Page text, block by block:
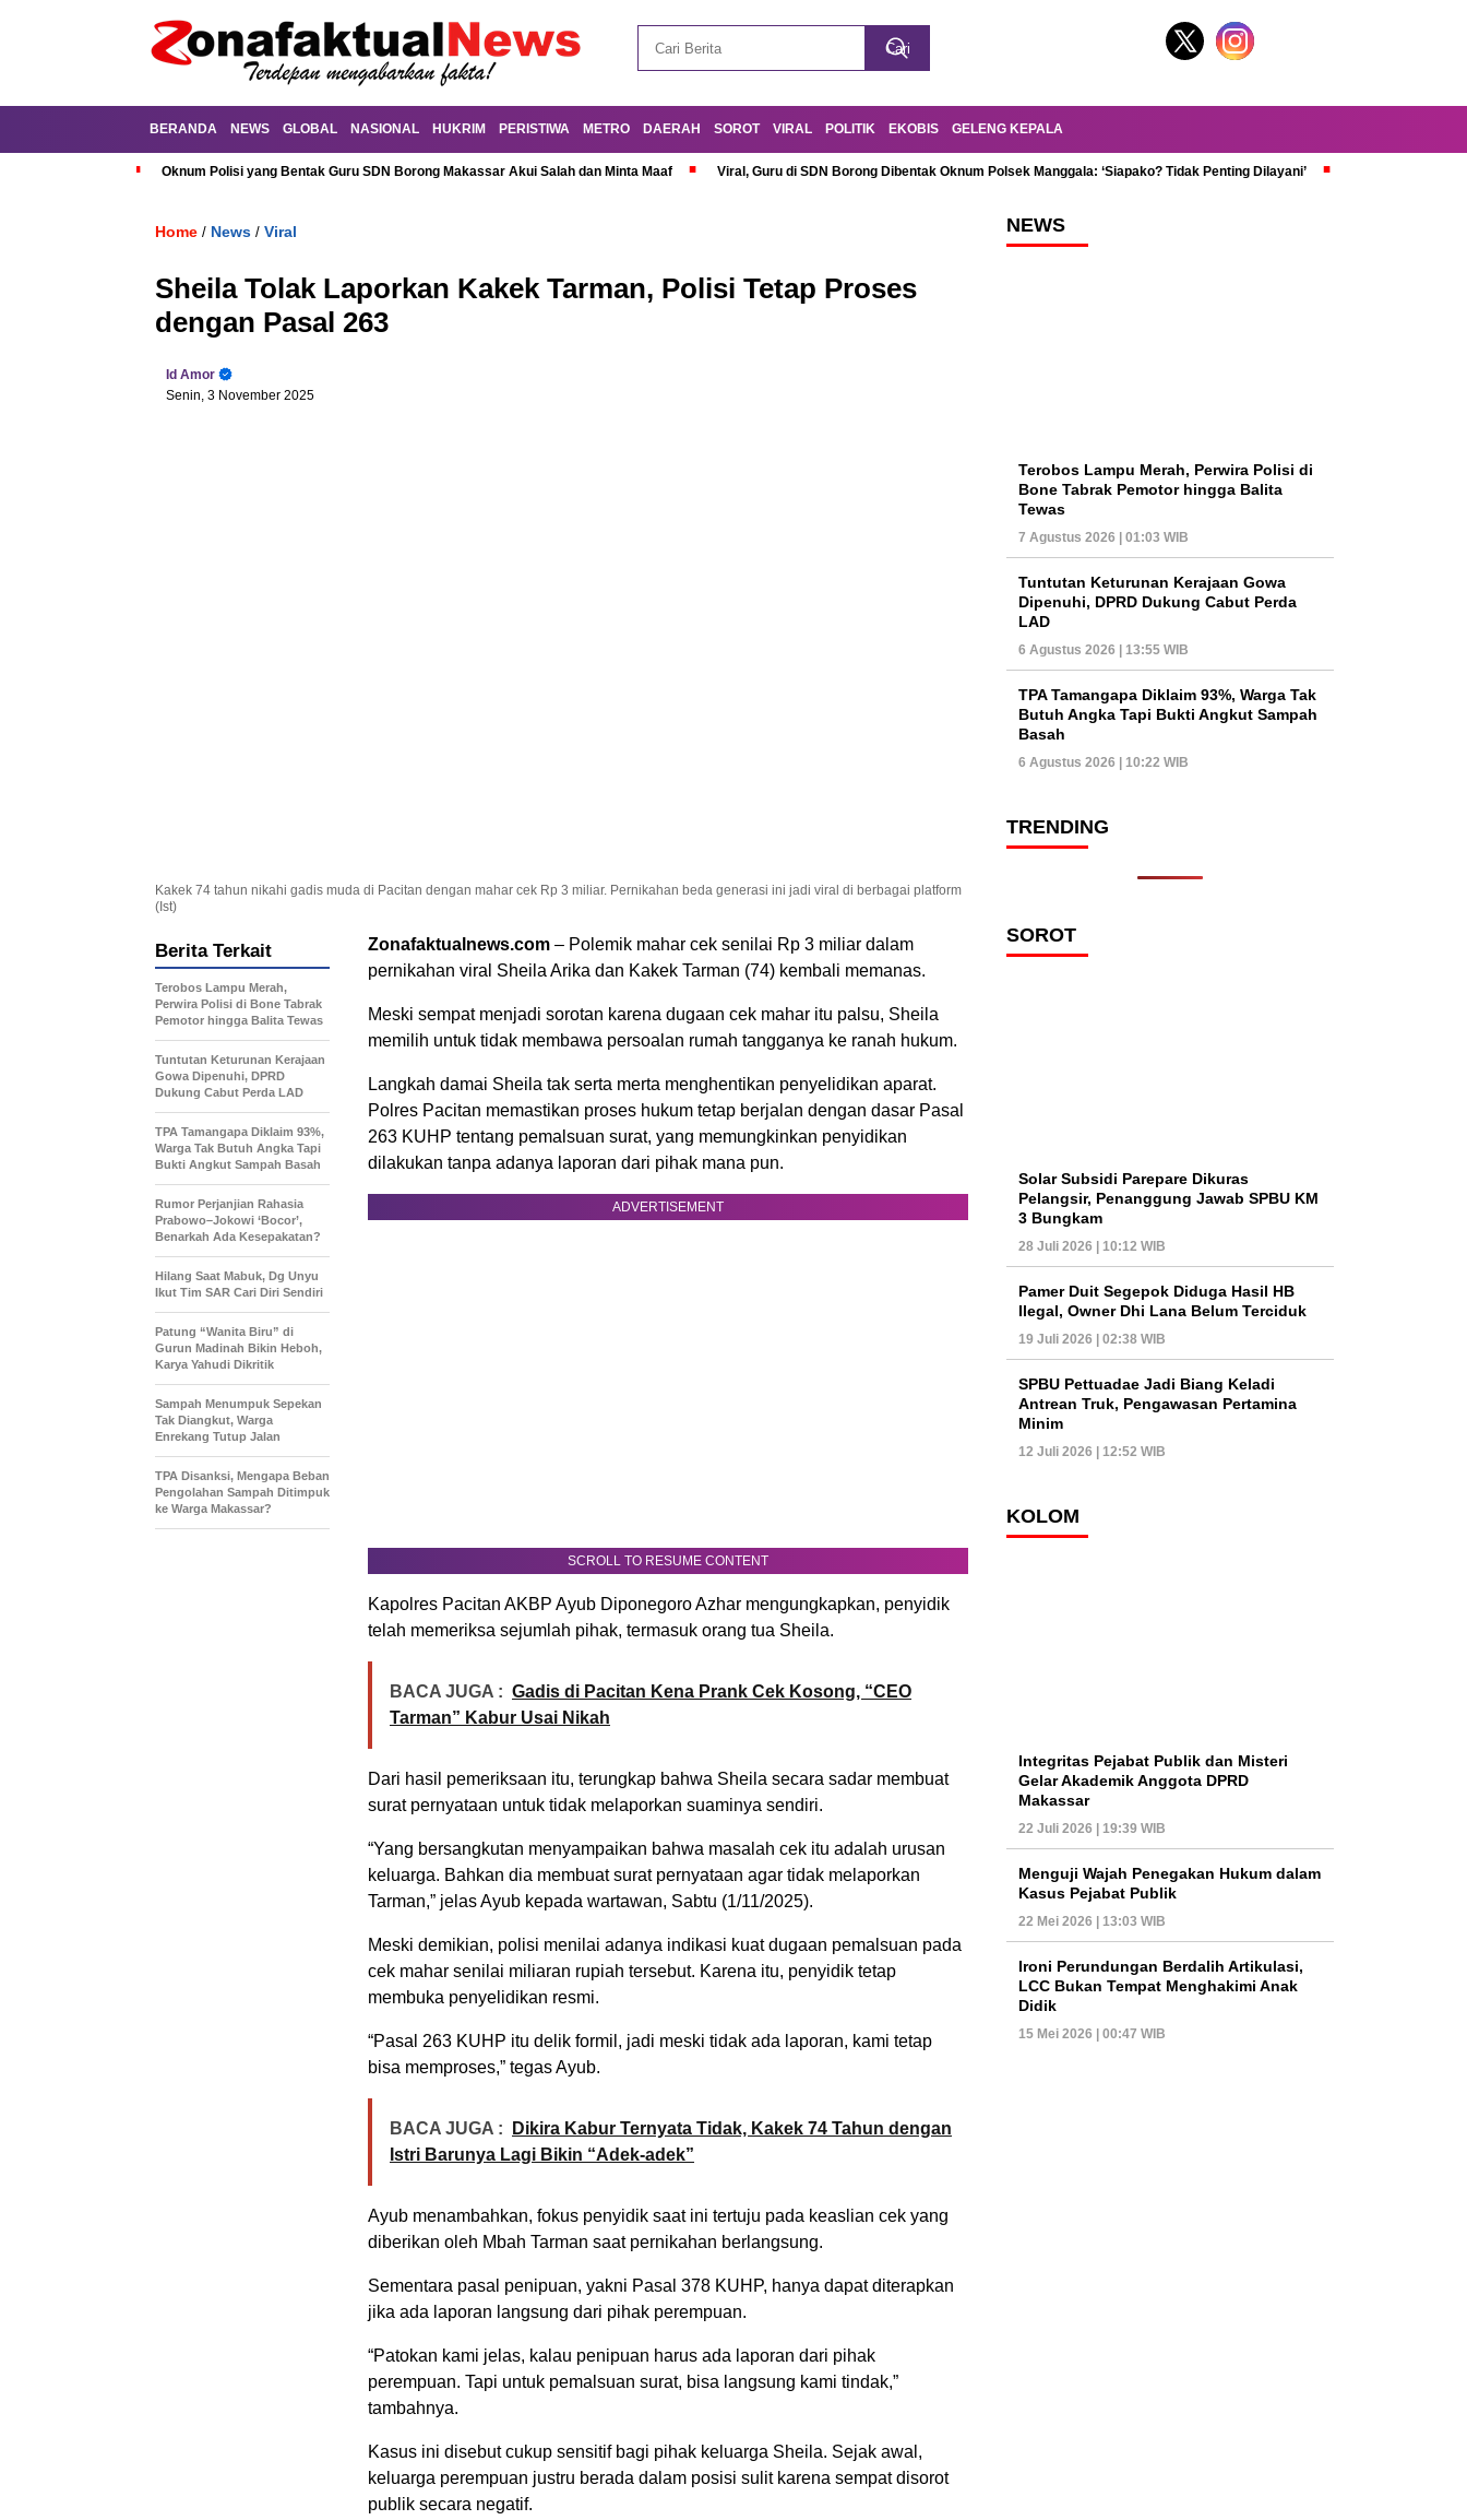
BERANDA NEWS GLOBAL NASIONAL HUKRIM PERISTIWA METRO DAERAH SOROT VIRAL POLITIK EKOBIS GELENG KEPALA
Oknum Polisi yang Bentak Guru SDN Borong Makassar Akui Salah dan Minta Maaf Viral, Guru di SDN Borong Dibentak Oknum Polsek Manggala: ‘Siapako? Tidak Penting Dilayani’
Home / News / Viral
Sheila Tolak Laporkan Kakek Tarman, Polisi Tetap Proses
dengan Pasal 263
Id Amor
Senin, 3 November 2025
Kakek 74 tahun nikahi gadis muda di Pacitan dengan mahar cek Rp 3 miliar. Pernikahan beda generasi ini jadi viral di berbagai platform
(Ist)
Zonafaktualnews.com – Polemik mahar cek senilai Rp 3 miliar dalam
pernikahan viral Sheila Arika dan Kakek Tarman (74) kembali memanas.
Meski sempat menjadi sorotan karena dugaan cek mahar itu palsu, Sheila
memilih untuk tidak membawa persoalan rumah tangganya ke ranah hukum.
Langkah damai Sheila tak serta merta menghentikan penyelidikan aparat.
Polres Pacitan memastikan proses hukum tetap berjalan dengan dasar Pasal
263 KUHP tentang pemalsuan surat, yang memungkinkan penyidikan
dilakukan tanpa adanya laporan dari pihak mana pun.
ADVERTISEMENT
SCROLL TO RESUME CONTENT
Kapolres Pacitan AKBP Ayub Diponegoro Azhar mengungkapkan, penyidik
telah memeriksa sejumlah pihak, termasuk orang tua Sheila.
BACA JUGA : Gadis di Pacitan Kena Prank Cek Kosong, “CEO
Tarman” Kabur Usai Nikah
Dari hasil pemeriksaan itu, terungkap bahwa Sheila secara sadar membuat
surat pernyataan untuk tidak melaporkan suaminya sendiri.
“Yang bersangkutan menyampaikan bahwa masalah cek itu adalah urusan
keluarga. Bahkan dia membuat surat pernyataan agar tidak melaporkan
Tarman,” jelas Ayub kepada wartawan, Sabtu (1/11/2025).
Meski demikian, polisi menilai adanya indikasi kuat dugaan pemalsuan pada
cek mahar senilai miliaran rupiah tersebut. Karena itu, penyidik tetap
membuka penyelidikan resmi.
“Pasal 263 KUHP itu delik formil, jadi meski tidak ada laporan, kami tetap
bisa memproses,” tegas Ayub.
BACA JUGA :
Dikira Kabur Ternyata Tidak, Kakek 74 Tahun dengan
Istri Barunya Lagi Bikin “Adek-adek”
Ayub menambahkan, fokus penyidik saat ini tertuju pada keaslian cek yang
diberikan oleh Mbah Tarman saat pernikahan berlangsung.
Sementara pasal penipuan, yakni Pasal 378 KUHP, hanya dapat diterapkan
jika ada laporan langsung dari pihak perempuan.
“Patokan kami jelas, kalau penipuan harus ada laporan dari pihak
perempuan. Tapi untuk pemalsuan surat, bisa langsung kami tindak,”
tambahnya.
Kasus ini disebut cukup sensitif bagi pihak keluarga Sheila. Sejak awal,
keluarga perempuan justru berada dalam posisi sulit karena sempat disorot
publik secara negatif.
Berita Terkait
Terobos Lampu Merah,
Perwira Polisi di Bone Tabrak
Pemotor hingga Balita Tewas
Tuntutan Keturunan Kerajaan
Gowa Dipenuhi, DPRD
Dukung Cabut Perda LAD
TPA Tamangapa Diklaim 93%,
Warga Tak Butuh Angka Tapi
Bukti Angkut Sampah Basah
Rumor Perjanjian Rahasia
Prabowo–Jokowi ‘Bocor’,
Benarkah Ada Kesepakatan?
Hilang Saat Mabuk, Dg Unyu
Ikut Tim SAR Cari Diri Sendiri
Patung “Wanita Biru” di
Gurun Madinah Bikin Heboh,
Karya Yahudi Dikritik
Sampah Menumpuk Sepekan
Tak Diangkut, Warga
Enrekang Tutup Jalan
TPA Disanksi, Mengapa Beban
Pengolahan Sampah Ditimpuk
ke Warga Makassar?
NEWS
Terobos Lampu Merah, Perwira Polisi di
Bone Tabrak Pemotor hingga Balita
Tewas
7 Agustus 2026 | 01:03 WIB
Tuntutan Keturunan Kerajaan Gowa
Dipenuhi, DPRD Dukung Cabut Perda
LAD
6 Agustus 2026 | 13:55 WIB
TPA Tamangapa Diklaim 93%, Warga Tak
Butuh Angka Tapi Bukti Angkut Sampah
Basah
6 Agustus 2026 | 10:22 WIB
TRENDING
SOROT
Solar Subsidi Parepare Dikuras
Pelangsir, Penanggung Jawab SPBU KM
3 Bungkam
28 Juli 2026 | 10:12 WIB
Pamer Duit Segepok Diduga Hasil HB
Ilegal, Owner Dhi Lana Belum Terciduk
19 Juli 2026 | 02:38 WIB
SPBU Pettuadae Jadi Biang Keladi
Antrean Truk, Pengawasan Pertamina
Minim
12 Juli 2026 | 12:52 WIB
KOLOM
Integritas Pejabat Publik dan Misteri
Gelar Akademik Anggota DPRD
Makassar
22 Juli 2026 | 19:39 WIB
Menguji Wajah Penegakan Hukum dalam
Kasus Pejabat Publik
22 Mei 2026 | 13:03 WIB
Ironi Perundungan Berdalih Artikulasi,
LCC Bukan Tempat Menghakimi Anak
Didik
15 Mei 2026 | 00:47 WIB